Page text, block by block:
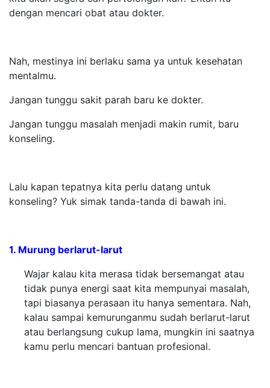
dengan mencari obat atau dokter.
Nah, mestinya ini berlaku sama ya untuk kesehatan
mentalmu.
Jangan tunggu sakit parah baru ke dokter.
Jangan tunggu masalah menjadi makin rumit, baru
konseling.
Lalu kapan tepatnya kita perlu datang untuk
konseling? Yuk simak tanda-tanda di bawah ini.
1. Murung berlarut-larut
Wajar kalau kita merasa tidak bersemangat atau
tidak punya energi saat kita mempunyai masalah,
tapi biasanya perasaan itu hanya sementara. Nah,
kalau sampai kemurunganmu sudah berlarut-larut
atau berlangsung cukup lama, mungkin ini saatnya
kamu perlu mencari bantuan profesional.